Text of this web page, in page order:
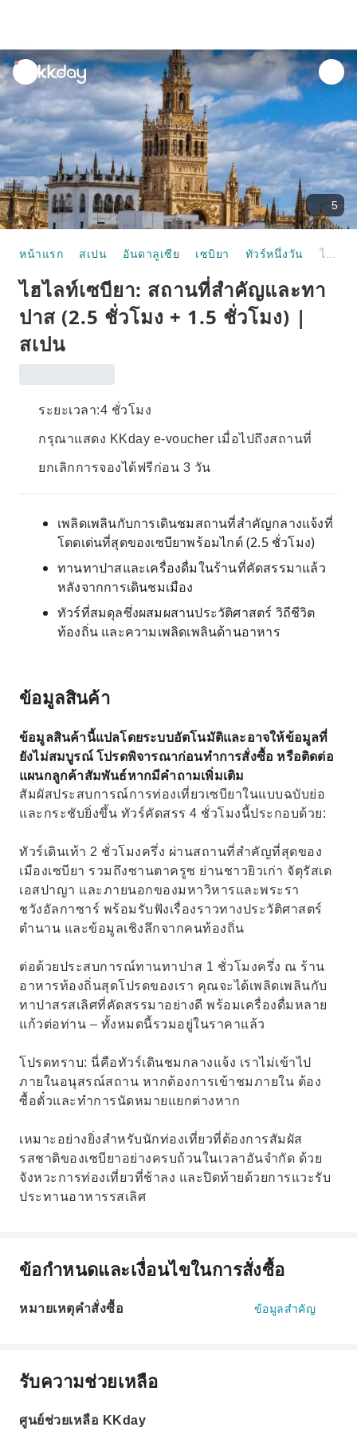
unread
notifications
5
หน้าแรก สเปน อันดาลูเซีย เซบิยา ทัวร์หนึ่งวัน
ไฮไลท์เซบียา: สถานที่สำคัญและทา
ปาส (2.5 ชั่วโมง + 1.5 ชั่วโมง) |
สเปน
ระยะเวลา:4 ชั่วโมง
กรุณาแสดง KKday e-voucher เมื่อไปถึงสถานที่
ยกเลิกการจองได้ฟรีก่อน 3 วัน
เพลิดเพลินกับการเดินชมสถานที่สำคัญกลางแจ้งที่
โดดเด่นที่สุดของเซบียาพร้อมไกด์ (2.5 ชั่วโมง)
ทานทาปาสและเครื่องดื่มในร้านที่คัดสรรมาแล้ว
หลังจากการเดินชมเมือง
ทัวร์ที่สมดุลซึ่งผสมผสานประวัติศาสตร์ วิถีชีวิต
ท้องถิ่น และความเพลิดเพลินด้านอาหาร
ข้อมูลสินค้า
ข้อมูลสินค้านี้แปลโดยระบบอัตโนมัติและอาจให้ข้อมูลที่
ยังไม่สมบูรณ์ โปรดพิจารณาก่อนทำการสั่งซื้อ หรือติดต่อ
แผนกลูกค้าสัมพันธ์หากมีคำถามเพิ่มเติม
สัมผัสประสบการณ์การท่องเที่ยวเซบียาในแบบฉบับย่อ
และกระชับยิ่งขึ้น ทัวร์คัดสรร 4 ชั่วโมงนี้ประกอบด้วย:
ทัวร์เดินเท้า 2 ชั่วโมงครึ่ง ผ่านสถานที่สำคัญที่สุดของ
เมืองเซบียา รวมถึงซานตาครูซ ย่านชาวยิวเก่า จัตุรัสเด
เอสปาญา และภายนอกของมหาวิหารและพระรา
ชวังอัลกาซาร์ พร้อมรับฟังเรื่องราวทางประวัติศาสตร์
ตำนาน และข้อมูลเชิงลึกจากคนท้องถิ่น
ต่อด้วยประสบการณ์ทานทาปาส 1 ชั่วโมงครึ่ง ณ ร้าน
อาหารท้องถิ่นสุดโปรดของเรา คุณจะได้เพลิดเพลินกับ
ทาปาสรสเลิศที่คัดสรรมาอย่างดี พร้อมเครื่องดื่มหลาย
แก้วต่อท่าน – ทั้งหมดนี้รวมอยู่ในราคาแล้ว
โปรดทราบ: นี่คือทัวร์เดินชมกลางแจ้ง เราไม่เข้าไป
ภายในอนุสรณ์สถาน หากต้องการเข้าชมภายใน ต้อง
ซื้อตั๋วและทำการนัดหมายแยกต่างหาก
เหมาะอย่างยิ่งสำหรับนักท่องเที่ยวที่ต้องการสัมผัส
รสชาติของเซบียาอย่างครบถ้วนในเวลาอันจำกัด ด้วย
จังหวะการท่องเที่ยวที่ช้าลง และปิดท้ายด้วยการแวะรับ
ประทานอาหารรสเลิศ
ข้อกำหนดและเงื่อนไขในการสั่งซื้อ
หมายเหตุคำสั่งซื้อ ข้อมูลสำคัญ
รับความช่วยเหลือ
ศูนย์ช่วยเหลือ KKday